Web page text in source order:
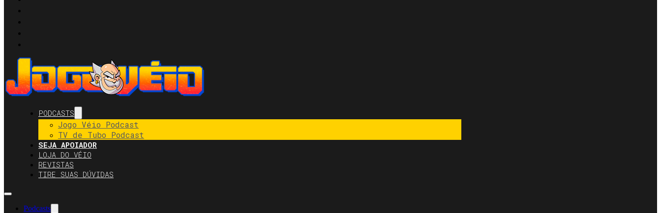
PODCASTS
Jogo Véio Podcast
TV de Tubo Podcast
SEJA APOIADOR
LOJA DO VÉIO
REVISTAS
TIRE SUAS DÚVIDAS
Podcasts